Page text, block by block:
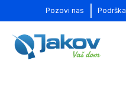
Pozovi nas Podrška